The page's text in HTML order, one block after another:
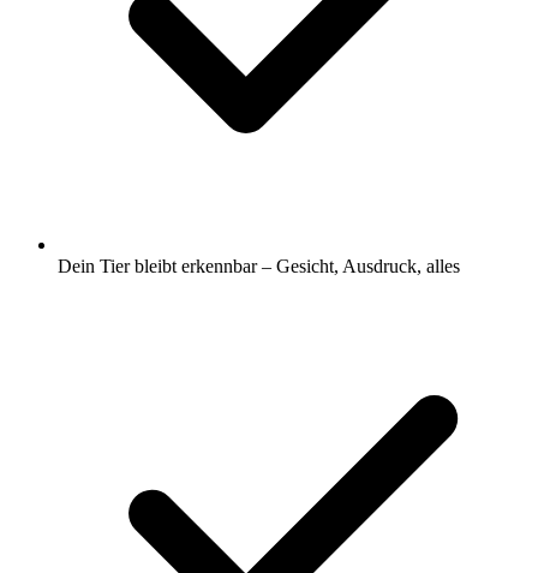
Dein Tier bleibt erkennbar – Gesicht, Ausdruck, alles